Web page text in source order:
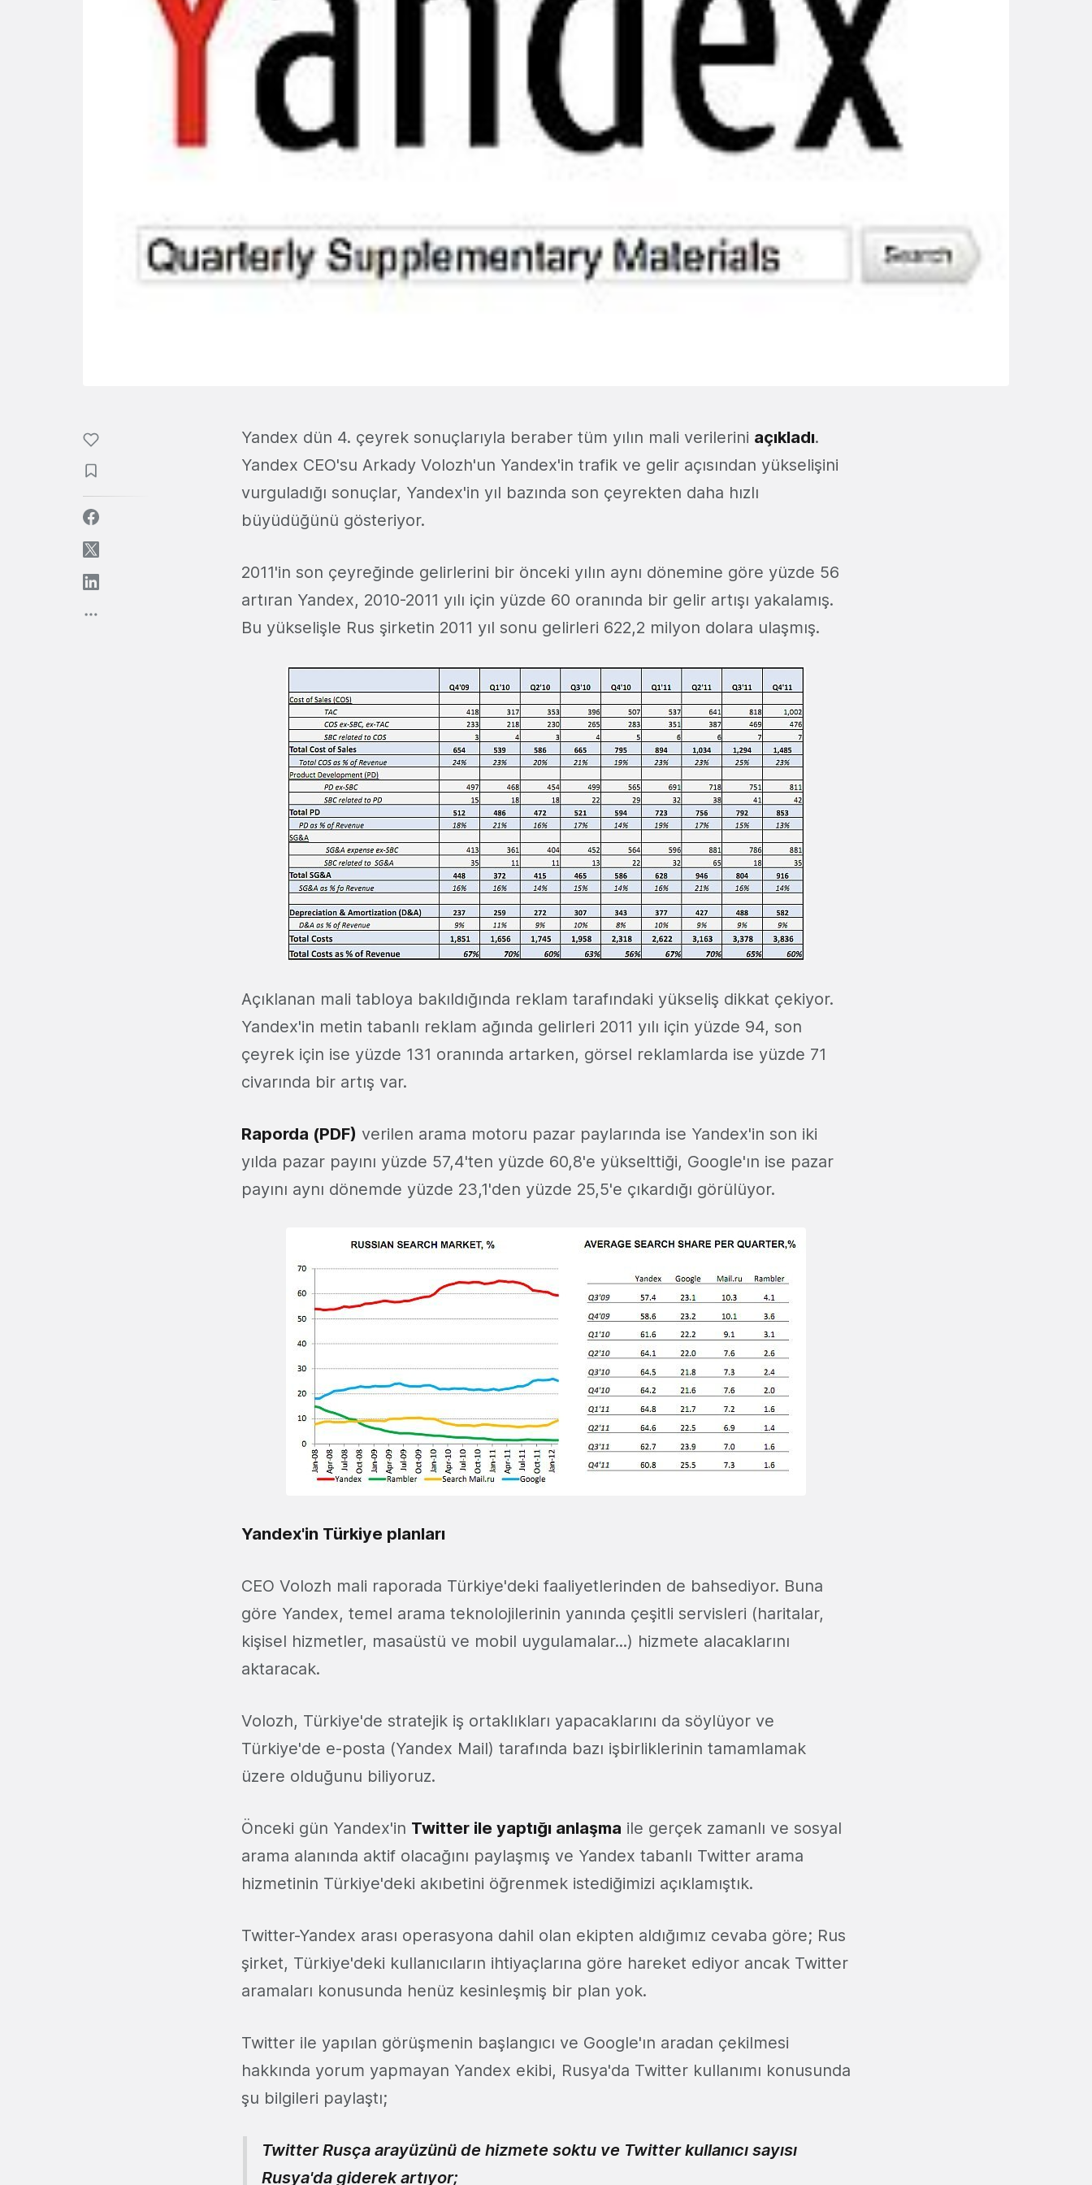
Yandex dün 4. çeyrek sonuçlarıyla beraber tüm yılın mali verilerini açıkladı.
Yandex CEO'su Arkady Volozh'un Yandex'in trafik ve gelir açısından yükselişini
vurguladığı sonuçlar, Yandex'in yıl bazında son çeyrekten daha hızlı
büyüdüğünü gösteriyor.
2011'in son çeyreğinde gelirlerini bir önceki yılın aynı dönemine göre yüzde 56
artıran Yandex, 2010-2011 yılı için yüzde 60 oranında bir gelir artışı yakalamış.
Bu yükselişle Rus şirketin 2011 yıl sonu gelirleri 622,2 milyon dolara ulaşmış.
Açıklanan mali tabloya bakıldığında reklam tarafındaki yükseliş dikkat çekiyor.
Yandex'in metin tabanlı reklam ağında gelirleri 2011 yılı için yüzde 94, son
çeyrek için ise yüzde 131 oranında artarken, görsel reklamlarda ise yüzde 71
civarında bir artış var.
Raporda (PDF) verilen arama motoru pazar paylarında ise Yandex'in son iki
yılda pazar payını yüzde 57,4'ten yüzde 60,8'e yükselttiği, Google'ın ise pazar
payını aynı dönemde yüzde 23,1'den yüzde 25,5'e çıkardığı görülüyor.
Yandex'in Türkiye planları
CEO Volozh mali raporada Türkiye'deki faaliyetlerinden de bahsediyor. Buna
göre Yandex, temel arama teknolojilerinin yanında çeşitli servisleri (haritalar,
kişisel hizmetler, masaüstü ve mobil uygulamalar...) hizmete alacaklarını
aktaracak.
Volozh, Türkiye'de stratejik iş ortaklıkları yapacaklarını da söylüyor ve
Türkiye'de e-posta (Yandex Mail) tarafında bazı işbirliklerinin tamamlamak
üzere olduğunu biliyoruz.
Önceki gün Yandex'in Twitter ile yaptığı anlaşma ile gerçek zamanlı ve sosyal
arama alanında aktif olacağını paylaşmış ve Yandex tabanlı Twitter arama
hizmetinin Türkiye'deki akıbetini öğrenmek istediğimizi açıklamıştık.
Twitter-Yandex arası operasyona dahil olan ekipten aldığımız cevaba göre; Rus
şirket, Türkiye'deki kullanıcıların ihtiyaçlarına göre hareket ediyor ancak Twitter
aramaları konusunda henüz kesinleşmiş bir plan yok.
Twitter ile yapılan görüşmenin başlangıcı ve Google'ın aradan çekilmesi
hakkında yorum yapmayan Yandex ekibi, Rusya'da Twitter kullanımı konusunda
şu bilgileri paylaştı;
Twitter Rusça arayüzünü de hizmete soktu ve Twitter kullanıcı sayısı
Rusya'da giderek artıyor;